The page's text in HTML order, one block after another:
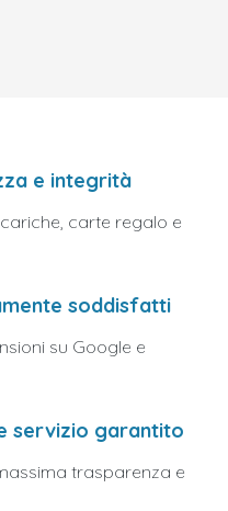
e integrità
carte regalo e
soddisfatti
su Google e
servizio garantito
trasparenza e